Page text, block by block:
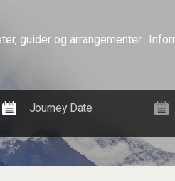
guider og arrangementer